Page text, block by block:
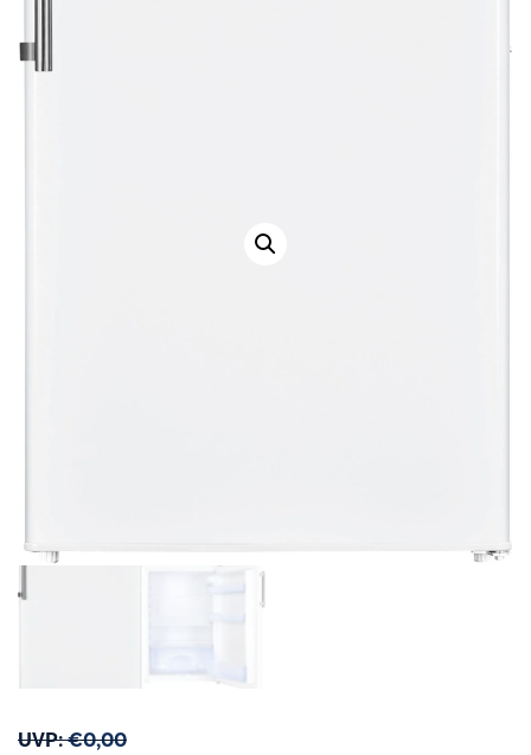
UVP:€0,00